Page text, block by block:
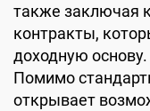
также заключая
контракты,
доходную основу.
Помимо
открывает